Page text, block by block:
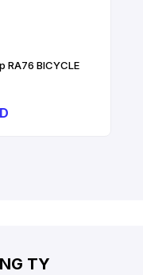
RA76 BICYCLE
TY